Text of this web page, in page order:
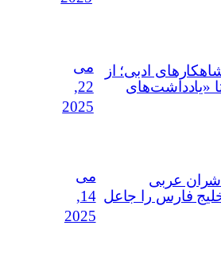
ادبی؛ از
«یادداشت‌های
می
22,
2025
عربی
فارس را جاعل
می
14,
2025